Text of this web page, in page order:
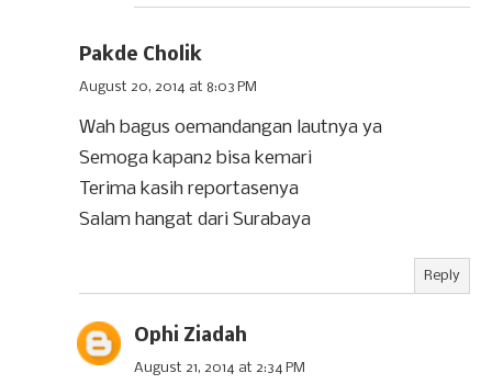
Pakde Cholik
August 20, 2014 at 8:03 PM
Wah bagus oemandangan lautnya ya
Semoga kapan2 bisa kemari
Terima kasih reportasenya
Salam hangat dari Surabaya
Reply
Ophi Ziadah
August 21, 2014 at 2:34 PM